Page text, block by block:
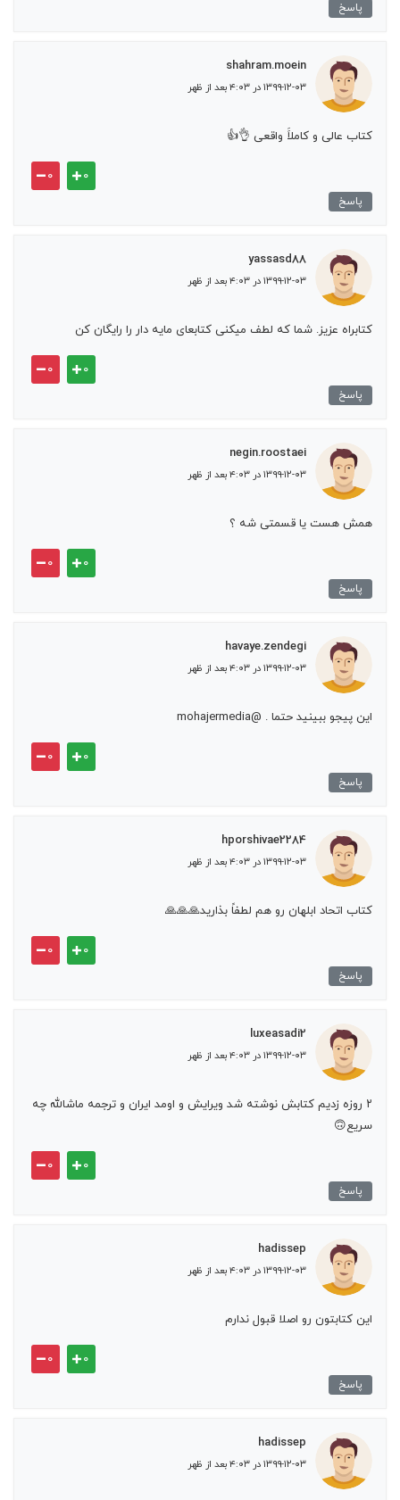
پاسخ
shahram.moein
۱۳۹۹-۱۲-۰۳ در ۴:۰۳ بعد از ظهر
کتاب عالی و کاملاََ واقعی 👌👍
۰ ۰
پاسخ
yassasd88
۱۳۹۹-۱۲-۰۳ در ۴:۰۳ بعد از ظهر
کتابراه عزیز. شما که لطف میکنی کتابعای مایه دار را رایگان کن
۰ ۰
پاسخ
negin.roostaei
۱۳۹۹-۱۲-۰۳ در ۴:۰۳ بعد از ظهر
همش هست یا قسمتی شه ؟
۰ ۰
پاسخ
havaye.zendegi
۱۳۹۹-۱۲-۰۳ در ۴:۰۳ بعد از ظهر
این پیجو ببینید حتما . @mohajermedia
۰ ۰
پاسخ
hporshivae2284
۱۳۹۹-۱۲-۰۳ در ۴:۰۳ بعد از ظهر
کتاب اتحاد ابلهان رو هم لطفاً بذارید🙏🙏🙏
۰ ۰
پاسخ
luxeasadi2
۱۳۹۹-۱۲-۰۳ در ۴:۰۳ بعد از ظهر
۲ روزه زدیم کتابش نوشته شد ویرایش و اومد ایران و ترجمه ماشالله چه
سریع🙃
۰ ۰
پاسخ
hadissep
۱۳۹۹-۱۲-۰۳ در ۴:۰۳ بعد از ظهر
این کتابتون رو اصلا قبول ندارم
۰ ۰
پاسخ
hadissep
۱۳۹۹-۱۲-۰۳ در ۴:۰۳ بعد از ظهر